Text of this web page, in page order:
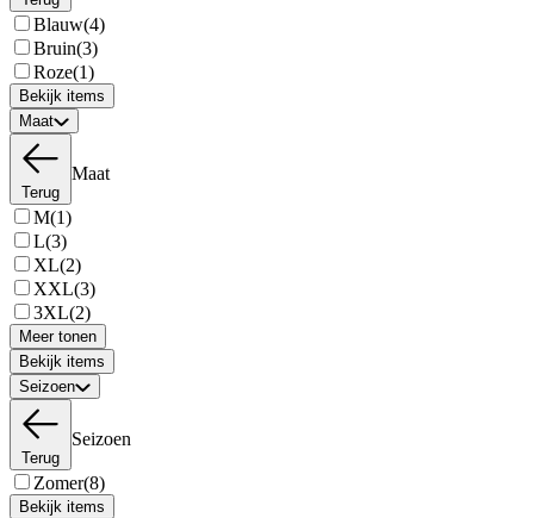
Blauw(4)
Bruin(3)
Roze(1)
Bekijk items
Maat
Terug
Maat
M(1)
L(3)
XL(2)
XXL(3)
3XL(2)
Meer tonen
Bekijk items
Seizoen
Terug
Seizoen
Zomer(8)
Bekijk items